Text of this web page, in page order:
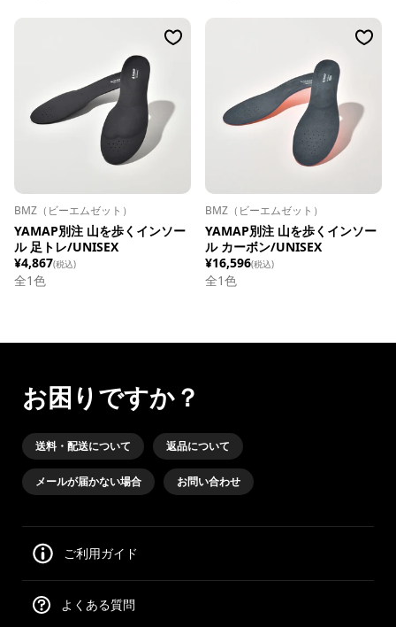
BMZ（ビーエムゼット）
YAMAP別注 山を歩くインソー
ル 足トレ/UNISEX
¥4,867(税込)
全1色
BMZ（ビーエムゼット）
YAMAP別注 山を歩くインソー
ル カーボン/UNISEX
¥16,596(税込)
全1色
お困りですか？
送料・配送について 返品について
メールが届かない場合 お問い合わせ
ご利用ガイド
よくある質問